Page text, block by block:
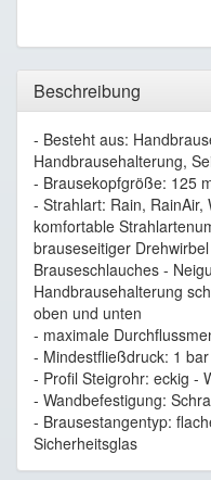
Beschreibung
- Besteht aus:
Handbrausehalterung,
- Brausekopfgröße: 125
- Strahlart: Rain,
komfortable
brauseseitiger
Brauseschlauches -
Handbrausehalterung
oben und unten
- maximale
- Mindestfließdruck: 1
- Profil Steigrohr: eckig -
- Wandbefestigung:
- Brausestangentyp:
Sicherheitsglas